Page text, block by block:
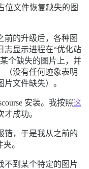
位文件恢复缺失的图
前的升级后，各种图
志显示进程在“优化站
个缺失的图片上，并
（没有任何迹象表明
文件缺失）。
安装。我按照这
成功。
错，于是我从之前的
。
不到某个特定的图片